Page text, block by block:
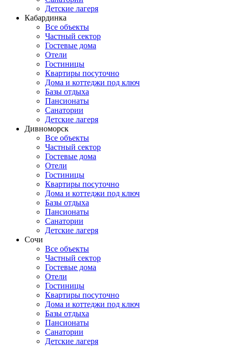
Детские лагеря
Кабардинка
Все объекты
Частный сектор
Гостевые дома
Отели
Гостиницы
Квартиры посуточно
Дома и коттеджи под ключ
Базы отдыха
Пансионаты
Санатории
Детские лагеря
Дивноморск
Все объекты
Частный сектор
Гостевые дома
Отели
Гостиницы
Квартиры посуточно
Дома и коттеджи под ключ
Базы отдыха
Пансионаты
Санатории
Детские лагеря
Сочи
Все объекты
Частный сектор
Гостевые дома
Отели
Гостиницы
Квартиры посуточно
Дома и коттеджи под ключ
Базы отдыха
Пансионаты
Санатории
Детские лагеря